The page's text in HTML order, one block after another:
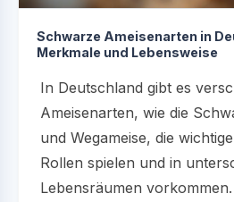
Schwarze Ameisenarten in
Merkmale und Lebensweise
In Deutschland gibt es
Ameisenarten, wie die
und Wegameise, die
Rollen spielen und in
Lebensräumen